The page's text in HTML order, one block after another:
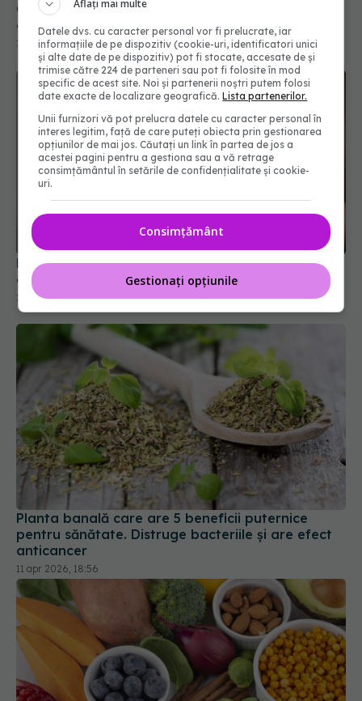
Băutura delicioasă care poate reduce
colesterolul rău datorită proprietăților sale
23 mar 2025, 17:00
Planta banală care are 5 beneficii puternice
pentru sănătate. Distruge bacteriile și are efect
anticancer
11 apr 2026, 18:56
Aflați mai multe
Datele dvs. cu caracter personal vor fi prelucrate, iar
informațiile de pe dispozitiv (cookie-uri, identificatori unici
și alte date de pe dispozitiv) pot fi stocate, accesate de și
trimise către 224 de parteneri sau pot fi folosite în mod
specific de acest site. Noi și partenerii noștri putem folosi
date exacte de localizare geografică.Lista partenerilor.
Unii furnizori vă pot prelucra datele cu caracter personal în
interes legitim, față de care puteți obiecta prin gestionarea
opțiunilor de mai jos. Căutați un link în partea de jos a
acestei pagini pentru a gestiona sau a vă retrage
consimțământul în setările de confidențialitate și cookie-
uri.
Consimțământ
Gestionați opțiunile